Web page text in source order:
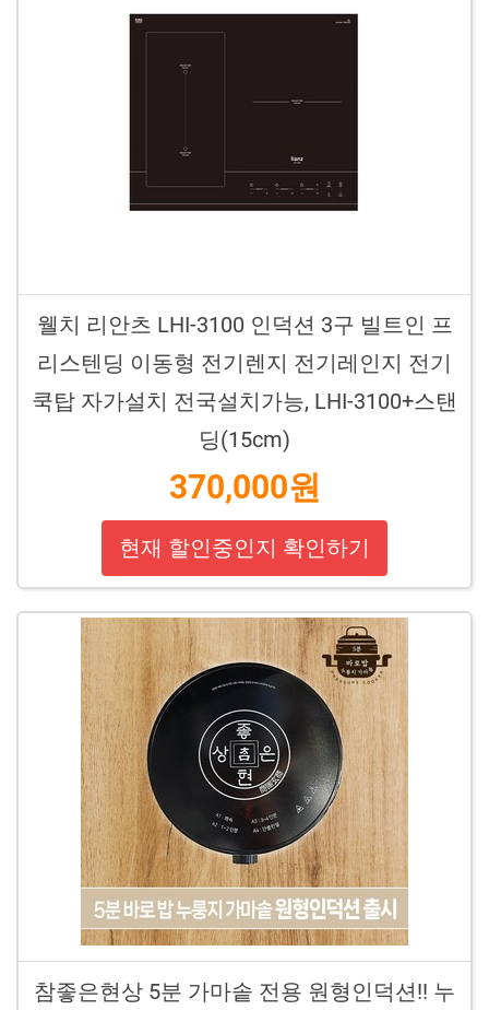
웰치 리안츠 LHI-3100 인덕션 3구 빌트인 프
리스텐딩 이동형 전기렌지 전기레인지 전기
쿡탑 자가설치 전국설치가능, LHI-3100+스탠
딩(15cm)
370,000원
현재 할인중인지 확인하기
참좋은현상 5분 가마솥 전용 원형인덕션!! 누